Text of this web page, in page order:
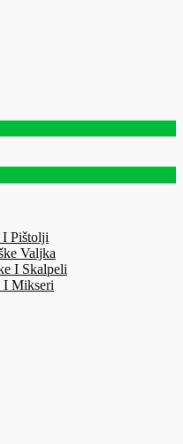
I Pištolji
Valjka
I Skalpeli
I Mikseri